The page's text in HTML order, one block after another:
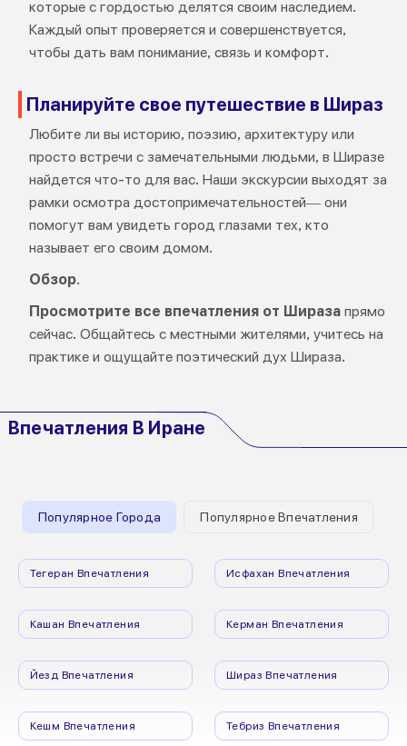
которые с гордостью делятся своим наследием.
Каждый опыт проверяется и совершенствуется,
чтобы дать вам понимание, связь и комфорт.
Планируйте свое путешествие в Шираз
Любите ли вы историю, поэзию, архитектуру или
просто встречи с замечательными людьми, в Ширазе
найдется что-то для вас. Наши экскурсии выходят за
рамки осмотра достопримечательностей— они
помогут вам увидеть город глазами тех, кто
называет его своим домом.
Обзор.
Просмотрите все впечатления от Ширазапрямо
сейчас. Общайтесь с местными жителями, учитесь на
практике и ощущайте поэтический дух Шираза.
Впечатления В Иране
Популярное Города Популярное Впечатления
Тегеран Впечатления Исфахан Впечатления
Кашан Впечатления Керман Впечатления
Йезд Впечатления Шираз Впечатления
Кешм Впечатления Тебриз Впечатления